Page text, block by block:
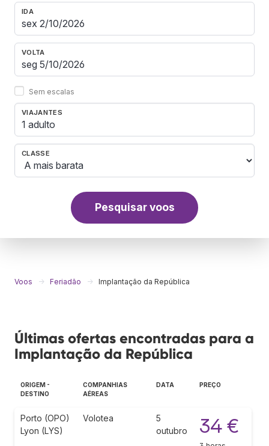
IDA
VOLTA
Sem escalas
VIAJANTES
1 adulto
CLASSE
Pesquisar voos
Voos Feriadão Implantação da República
Últimas ofertas encontradas para a
Implantação da República
ORIGEM -
DESTINO
COMPANHIAS
AÉREAS
DATA PREÇO
Porto (OPO)
Lyon (LYS)
Volotea
5
outubro
34 €